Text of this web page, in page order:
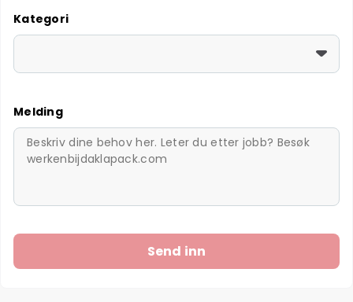
Kategori
Melding